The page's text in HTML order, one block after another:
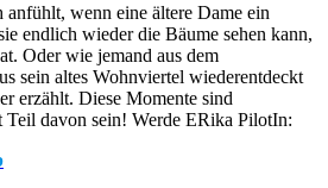
anfühlt, wenn eine ältere Dame ein
endlich wieder die Bäume sehen kann,
Oder wie jemand aus dem
sein altes Wohnviertel wiederentdeckt
erzählt. Diese Momente sind
Teil davon sein! Werde ERika PilotIn: